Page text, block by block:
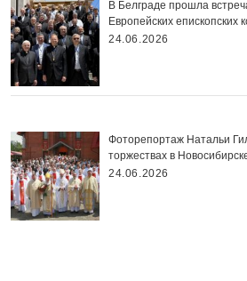
В Белграде прошла
Европейских епископских
24.06.2026
Фоторепортаж Натальи
торжествах в
24.06.2026